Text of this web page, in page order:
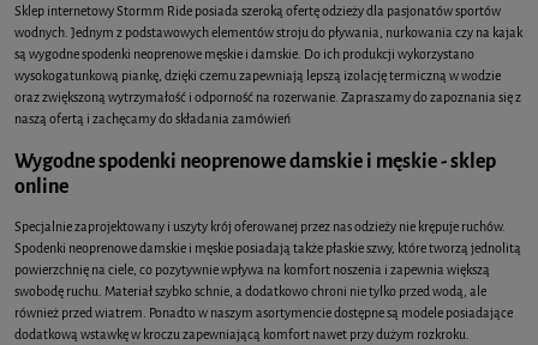
Sklep internetowy Stormm Ride posiada szeroką ofertę odzieży dla pasjonatów sportów
wodnych. Jednym z podstawowych elementów stroju do pływania, nurkowania czy na kajak
są wygodne spodenki neoprenowe męskie i damskie. Do ich produkcji wykorzystano
wysokogatunkową piankę, dzięki czemu zapewniają lepszą izolację termiczną w wodzie
oraz zwiększoną wytrzymałość i odporność na rozerwanie. Zapraszamy do zapoznania się z
naszą ofertą i zachęcamy do składania zamówień
Wygodne spodenki neoprenowe damskie i męskie - sklep
online
Specjalnie zaprojektowany i uszyty krój oferowanej przez nas odzieży nie krępuje ruchów.
Spodenki neoprenowe damskie i męskie posiadają także płaskie szwy, które tworzą jednolitą
powierzchnię na ciele, co pozytywnie wpływa na komfort noszenia i zapewnia większą
swobodę ruchu. Materiał szybko schnie, a dodatkowo chroni nie tylko przed wodą, ale
również przed wiatrem. Ponadto w naszym asortymencie dostępne są modele posiadające
dodatkową wstawkę w kroczu zapewniającą komfort nawet przy dużym rozkroku.